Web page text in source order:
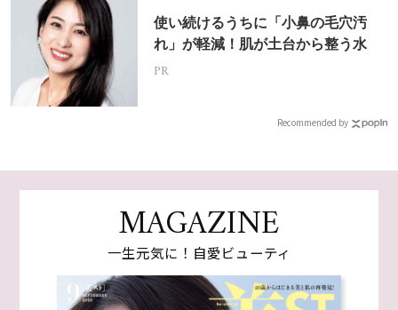
使い続けるうちに「小鼻の毛穴汚
れ」が軽減！肌が土台から整う水
PR
Recommended by
MAGAZINE
一生元気に！自愛ビューティ